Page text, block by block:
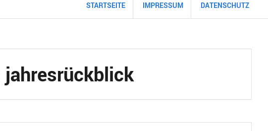
STARTSEITE IMPRESSUM DATENSCHUTZ
jahresrückblick